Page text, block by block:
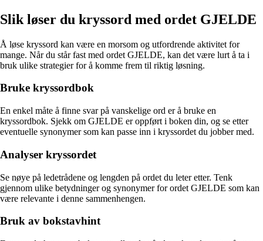
Slik løser du kryssord med ordet GJELDE
Å løse kryssord kan være en morsom og utfordrende aktivitet for
mange. Når du står fast med ordet GJELDE, kan det være lurt å ta i
bruk ulike strategier for å komme frem til riktig løsning.
Bruke kryssordbok
En enkel måte å finne svar på vanskelige ord er å bruke en
kryssordbok. Sjekk om GJELDE er oppført i boken din, og se etter
eventuelle synonymer som kan passe inn i kryssordet du jobber med.
Analyser kryssordet
Se nøye på ledetrådene og lengden på ordet du leter etter. Tenk
gjennom ulike betydninger og synonymer for ordet GJELDE som kan
være relevante i denne sammenhengen.
Bruk av bokstavhint